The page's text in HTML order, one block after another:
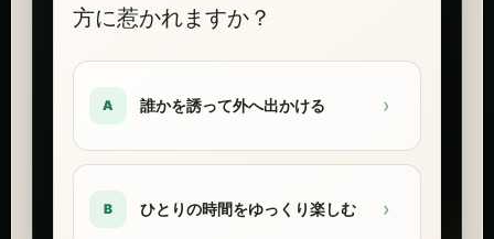
方に惹かれますか？
A 誰かを誘って外へ出かける ›
B ひとりの時間をゆっくり楽しむ ›